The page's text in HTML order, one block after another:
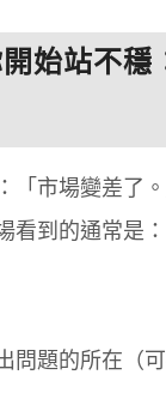
始站不穩
「市場變差了。
看到的通常是
問題的所在（可